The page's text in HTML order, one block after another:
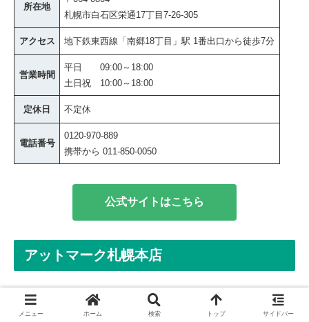
所在地
札幌市白石区栄通17丁目7-26-305
アクセス 地下鉄東西線「南郷18丁目」駅 1番出口から徒歩7分
営業時間
平日 09:00～18:00
土日祝 10:00～18:00
定休日 不定休
電話番号
0120-970-889
携帯から 011-850-0050
公式サイトはこちら
アットマーク札幌本店
メニュー ホーム 検索 トップ サイドバー